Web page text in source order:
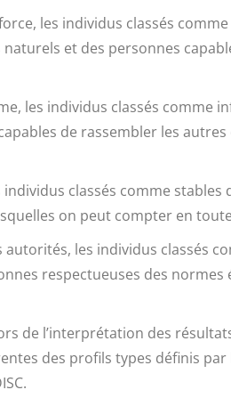
les individus classés
et des personnes
les individus classés comme
de rassembler les
classés comme stables
on peut compter en
les individus classés
respectueuses des normes
de l’interprétation des
des profils types définis par